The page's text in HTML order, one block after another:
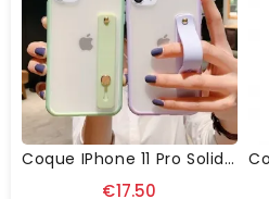
Coque IPhone 11 Pro Solid Strap Fonction Support
€17.50